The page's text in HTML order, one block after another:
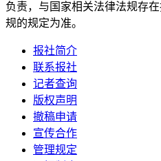
负责，与国家相关法律法规存
规的规定为准。
报社简介
联系报社
记者查询
版权声明
撤稿申请
宣传合作
管理规定